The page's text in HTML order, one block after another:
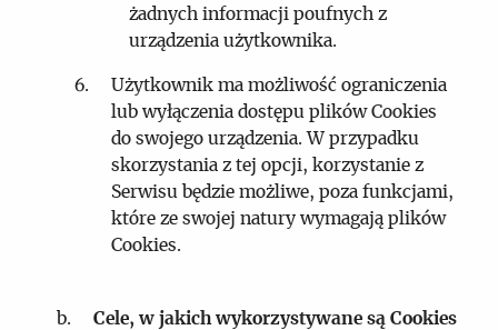
żadnych informacji poufnych z
urządzenia użytkownika.
Użytkownik ma możliwość ograniczenia
lub wyłączenia dostępu plików Cookies
do swojego urządzenia. W przypadku
skorzystania z tej opcji, korzystanie z
Serwisu będzie możliwe, poza funkcjami,
które ze swojej natury wymagają plików
Cookies.
Cele, w jakich wykorzystywane są Cookies